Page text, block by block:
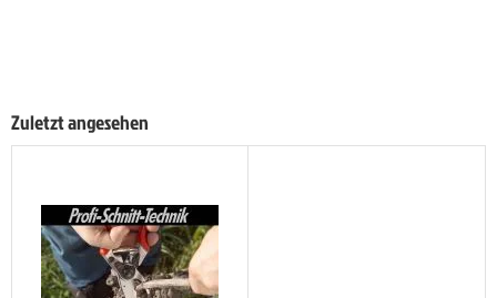
Zuletzt angesehen